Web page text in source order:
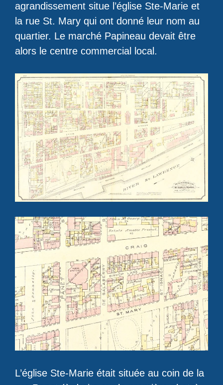
agrandissement situe l’église Ste-Marie et
la rue St. Mary qui ont donné leur nom au
quartier. Le marché Papineau devait être
alors le centre commercial local.
L’église Ste-Marie était située au coin de la